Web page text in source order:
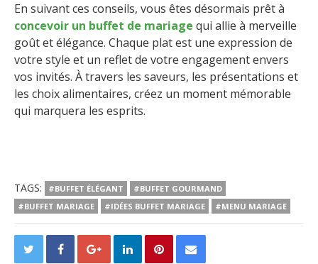
En suivant ces conseils, vous êtes désormais prêt à
concevoir un buffet de mariage qui allie à merveille
goût et élégance. Chaque plat est une expression de
votre style et un reflet de votre engagement envers
vos invités. À travers les saveurs, les présentations et
les choix alimentaires, créez un moment mémorable
qui marquera les esprits.
TAGS: #BUFFET ÉLÉGANT
#BUFFET GOURMAND
#BUFFET MARIAGE
#IDÉES BUFFET MARIAGE #MENU MARIAGE